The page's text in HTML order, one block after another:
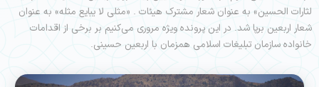
لثارات الحسین» به عنوان شعار مشترک هیئات . «مثلی لا یبایع مثله» به عنوان
شعار اربعین برپا شد. در این پرونده ویژه مروری می‌کنیم بر برخی از اقدامات
خانواده سازمان تبلیغات اسلامی همزمان با اربعین حسینی.